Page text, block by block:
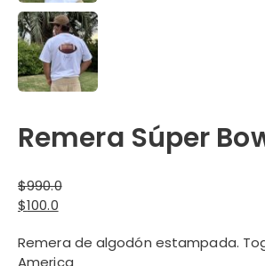
Remera Súper
$990.0
El
original
$100.0
precio
Remera de algodón estampada.
America